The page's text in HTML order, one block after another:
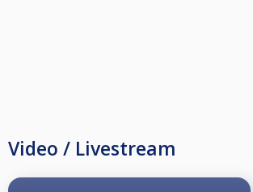
Video / Livestream